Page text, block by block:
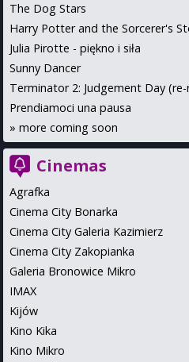
The Dog Stars
Harry Potter and the Sorcerer's
Julia Pirotte - piękno i siła
Sunny Dancer
Terminator 2: Judgement Day (re-
Prendiamoci una pausa
» more coming soon
Cinemas
Agrafka
Cinema City Bonarka
Cinema City Galeria Kazimierz
Cinema City Zakopianka
Galeria Bronowice Mikro
IMAX
Kijów
Kino Kika
Kino Mikro